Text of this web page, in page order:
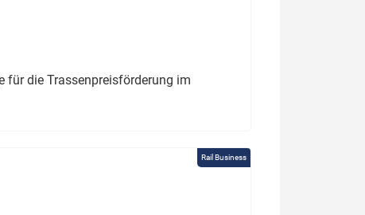
für die Trassenpreisförderung im
Rail Business